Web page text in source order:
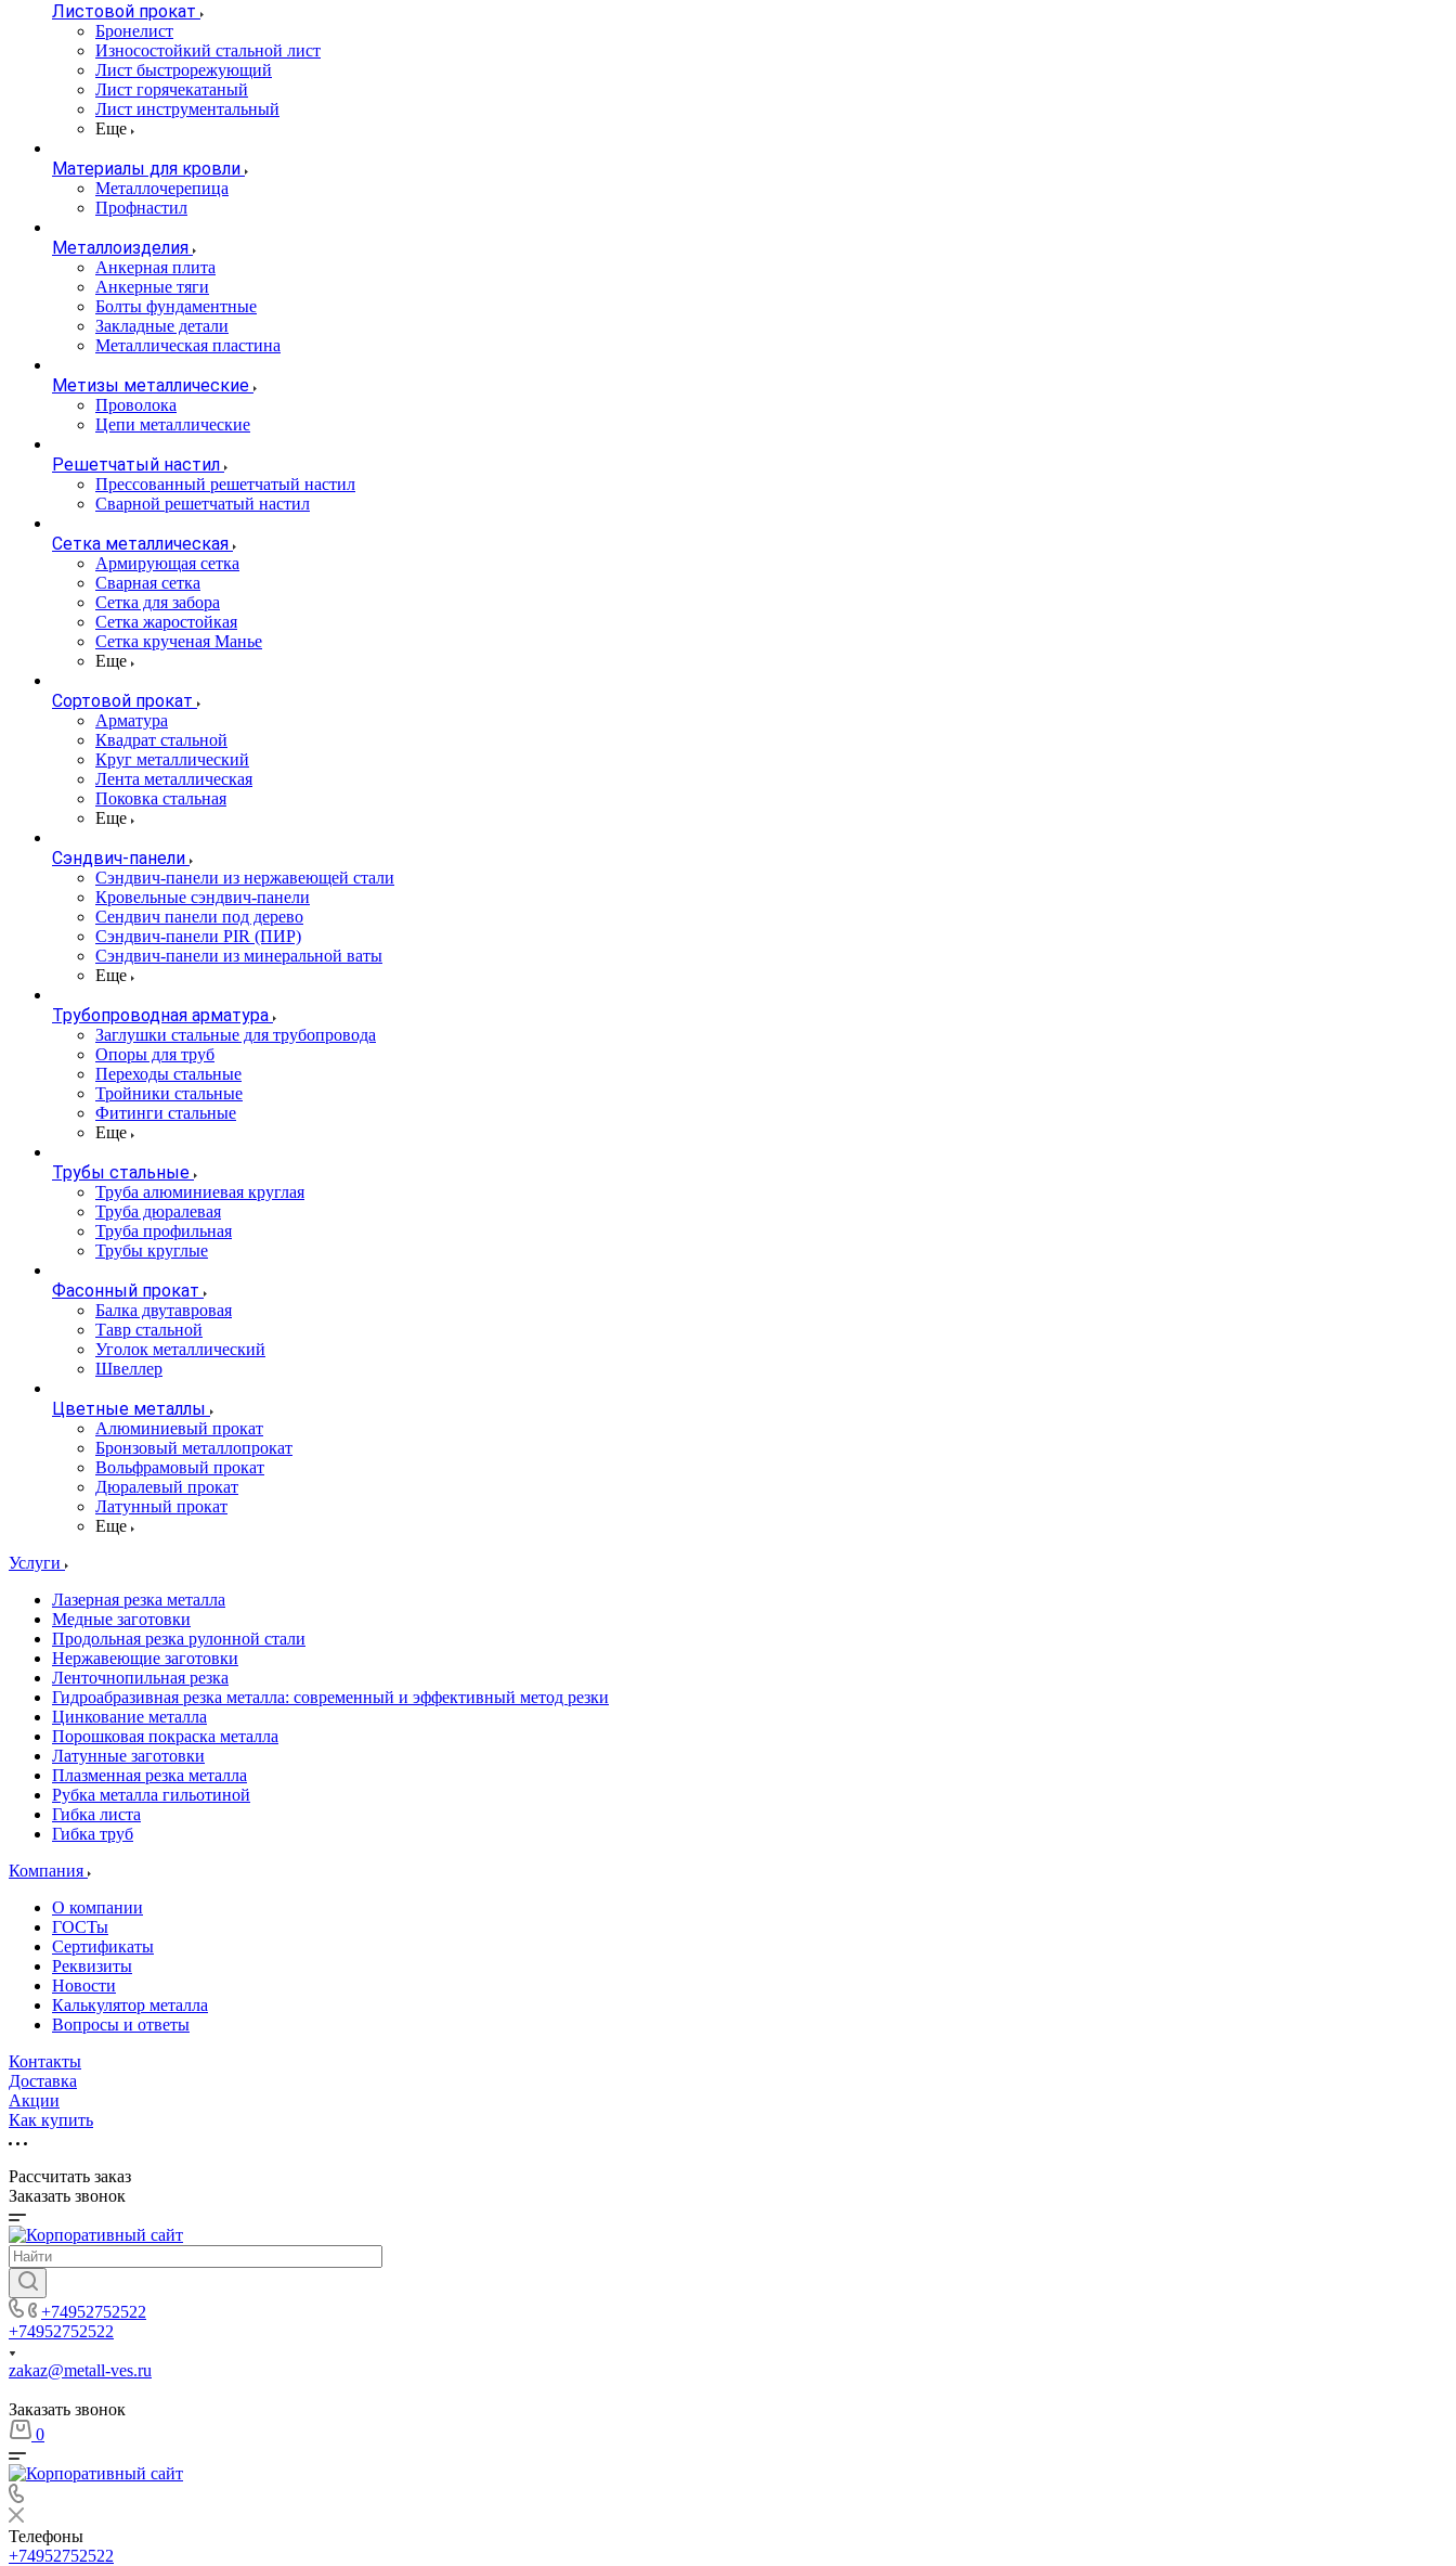
Листовой прокат
Бронелист
Износостойкий стальной лист
Лист быстрорежующий
Лист горячекатаный
Лист инструментальный
Еще
Материалы для кровли
Металлочерепица
Профнастил
Металлоизделия
Анкерная плита
Анкерные тяги
Болты фундаментные
Закладные детали
Металлическая пластина
Метизы металлические
Проволока
Цепи металлические
Решетчатый настил
Прессованный решетчатый настил
Сварной решетчатый настил
Сетка металлическая
Армирующая сетка
Сварная сетка
Сетка для забора
Сетка жаростойкая
Сетка крученая Манье
Еще
Сортовой прокат
Арматура
Квадрат стальной
Круг металлический
Лента металлическая
Поковка стальная
Еще
Сэндвич-панели
Cэндвич-панели из нержавеющей стали
Кровельные сэндвич-панели
Сендвич панели под дерево
Сэндвич-панели PIR (ПИР)
Сэндвич-панели из минеральной ваты
Еще
Трубопроводная арматура
Заглушки стальные для трубопровода
Опоры для труб
Переходы стальные
Тройники стальные
Фитинги стальные
Еще
Трубы стальные
Труба алюминиевая круглая
Труба дюралевая
Труба профильная
Трубы круглые
Фасонный прокат
Балка двутавровая
Тавр стальной
Уголок металлический
Швеллер
Цветные металлы
Алюминиевый прокат
Бронзовый металлопрокат
Вольфрамовый прокат
Дюралевый прокат
Латунный прокат
Еще
Услуги
Лазерная резка металла
Медные заготовки
Продольная резка рулонной стали
Нержавеющие заготовки
Ленточнопильная резка
Гидроабразивная резка металла: современный и эффективный метод резки
Цинкование металла
Порошковая покраска металла
Латунные заготовки
Плазменная резка металла
Рубка металла гильотиной
Гибка листа
Гибка труб
Компания
О компании
ГОСТы
Сертификаты
Реквизиты
Новости
Калькулятор металла
Вопросы и ответы
Контакты
Доставка
Акции
Как купить
Рассчитать заказ
Заказать звонок
+74952752522
+74952752522
zakaz@metall-ves.ru
Заказать звонок
0
Телефоны
+74952752522